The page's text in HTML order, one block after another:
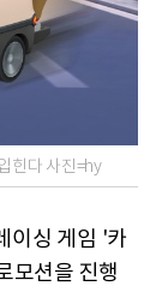
힌다 사진=hy
이싱 게임 '카
모션을 진행